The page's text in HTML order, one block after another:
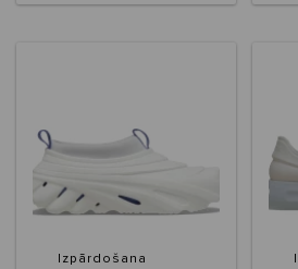
Izpārdošana